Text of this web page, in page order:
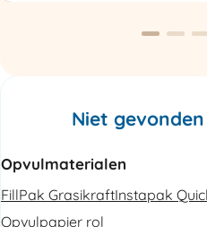
Niet
Opvulmaterialen
FillPak GrasikraftInstapak
Opvulpapier rol